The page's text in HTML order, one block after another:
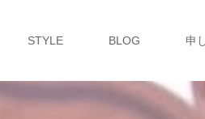
STYLE BLOG 申